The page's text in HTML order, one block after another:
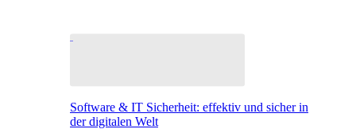
Software & IT Sicherheit: effektiv und sicher in
der digitalen Welt